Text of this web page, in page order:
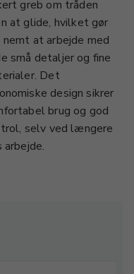
greb om tråden
at glide, hvilket gør
at arbejde med
små detaljer og fine
Det
design sikrer
brug og god
selv ved længere
arbejde.